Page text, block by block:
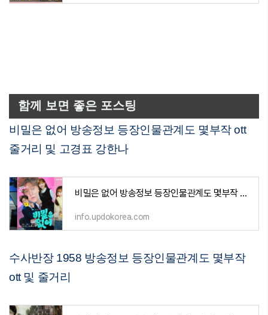
함께 보면 좋은 포스팅
비밀은 없어 방송정보 등장인물관계도 몇부작 ott
줄거리 및 고경표 강한나
비밀은 없어 방송정보 등장인물관계도 몇부작 ott 줄거리 및 고경표 강한나
info.updokorea.com
수사반장 1958 방송정보 등장인물관계도 몇부작
ott 및 줄거리